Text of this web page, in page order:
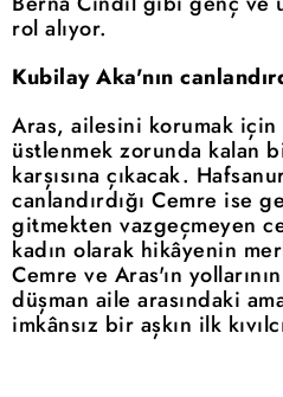
rol alıyor.
Kubilay Aka'nın
Aras, ailesini korumak için
üstlenmek zorunda kalan
karşısına çıkacak.
canlandırdığı Cemre ise
gitmekten vazgeçmeyen
kadın olarak hikâyenin
Cemre ve Aras'ın
düşman aile arasındaki
imkânsız bir aşkın ilk